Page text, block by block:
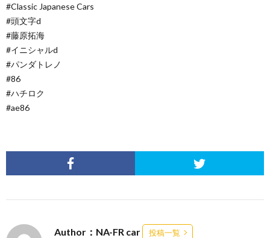
#Classic Japanese Cars
#頭文字d
#藤原拓海
#イニシャルd
#パンダトレノ
#86
#ハチロク
#ae86
Author：NA-FR car 投稿一覧